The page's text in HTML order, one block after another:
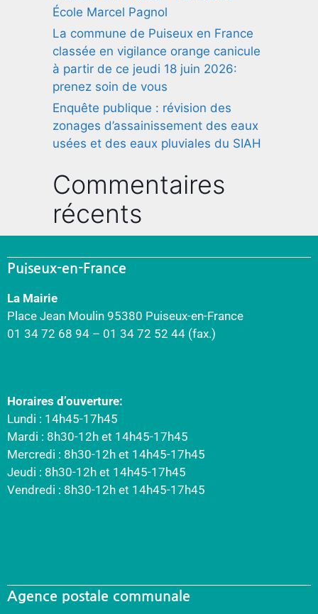
École Marcel Pagnol
La commune de Puiseux en France
classée en vigilance orange canicule
à partir de ce jeudi 18 juin 2026:
prenez soin de vous
Enquête publique : révision des
zonages d’assainissement des eaux
usées et des eaux pluviales du SIAH
Commentaires
récents
Puiseux-en-France
La Mairie
Place Jean Moulin 95380 Puiseux-en-France
01 34 72 68 94 – 01 34 72 52 44 (fax.)
Horaires d’ouverture:
Lundi : 14h45-17h45
Mardi : 8h30-12h et 14h45-17h45
Mercredi : 8h30-12h et 14h45-17h45
Jeudi : 8h30-12h et 14h45-17h45
Vendredi : 8h30-12h et 14h45-17h45
Agence postale communale